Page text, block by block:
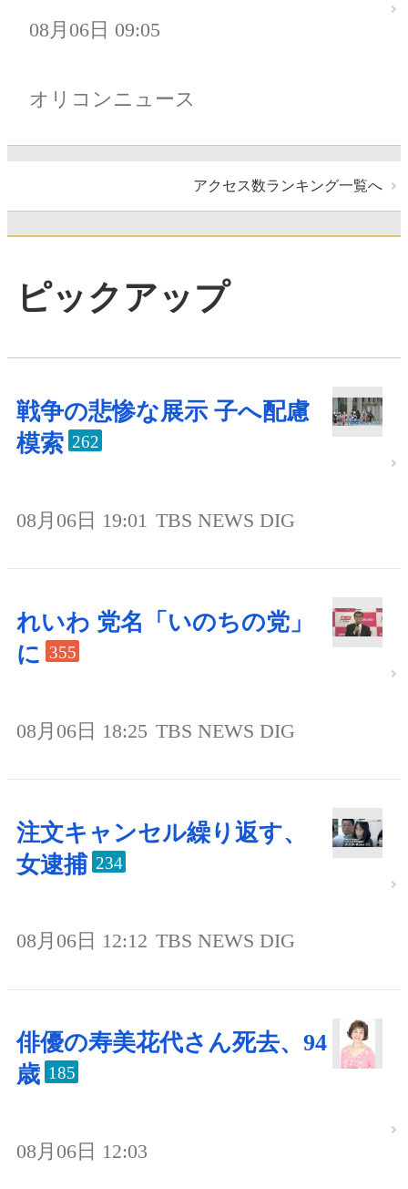
08月06日 09:05
オリコンニュース
アクセス数ランキング一覧へ
ピックアップ
戦争の悲惨な展示 子へ配慮
模索 262
08月06日 19:01 TBS NEWS DIG
れいわ 党名「いのちの党」
に 355
08月06日 18:25 TBS NEWS DIG
注文キャンセル繰り返す、
女逮捕 234
08月06日 12:12 TBS NEWS DIG
俳優の寿美花代さん死去、94
歳 185
08月06日 12:03